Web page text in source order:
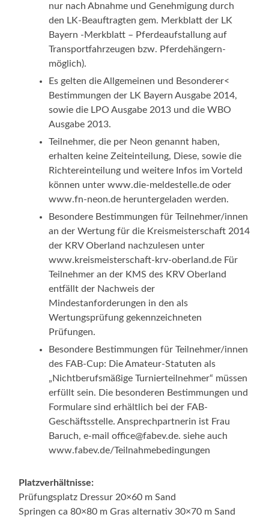
nur nach Abnahme und Genehmigung durch
den LK-Beauftragten gem. Merkblatt der LK
Bayern -Merkblatt – Pferdeaufstallung auf
Transportfahrzeugen bzw. Pferdehängern-
möglich).
Es gelten die Allgemeinen und Besonderer<
Bestimmungen der LK Bayern Ausgabe 2014,
sowie die LPO Ausgabe 2013 und die WBO
Ausgabe 2013.
Teilnehmer, die per Neon genannt haben,
erhalten keine Zeiteinteilung, Diese, sowie die
Richtereinteilung und weitere Infos im Vorteld
können unter www.die-meldestelle.de oder
www.fn-neon.de heruntergeladen werden.
Besondere Bestimmungen für Teilnehmer/innen
an der Wertung für die Kreismeisterschaft 2014
der KRV Oberland nachzulesen unter
www.kreismeisterschaft-krv-oberland.de Für
Teilnehmer an der KMS des KRV Oberland
entfällt der Nachweis der
Mindestanforderungen in den als
Wertungsprüfung gekennzeichneten
Prüfungen.
Besondere Bestimmungen für Teilnehmer/innen
des FAB-Cup: Die Amateur-Statuten als
„Nichtberufsmäßige Turnierteilnehmer“ müssen
erfüllt sein. Die besonderen Bestimmungen und
Formulare sind erhältlich bei der FAB-
Geschäftsstelle. Ansprechpartnerin ist Frau
Baruch, e-mail office@fabev.de. siehe auch
www.fabev.de/Teilnahmebedingungen
Platzverhältnisse:
Prüfungsplatz Dressur 20×60 m Sand
Springen ca 80×80 m Gras alternativ 30×70 m Sand